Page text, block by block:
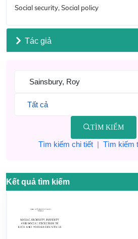
Social security, Social policy
Tác giả
TÌM KIẾM
Tìm kiếm chi tiết| Tìm kiếm
Kết quả tìm kiếm